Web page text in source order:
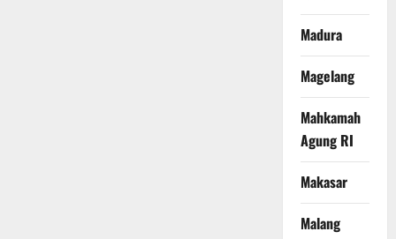
Madura
Magelang
Mahkamah
Agung RI
Makasar
Malang